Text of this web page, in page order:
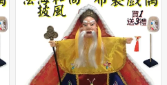
情趣用品